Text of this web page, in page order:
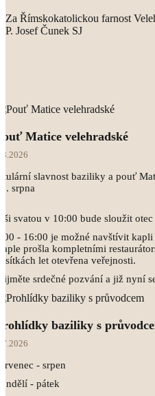
Za Římskokatolickou farnost
P. Josef Čunek SJ
Matice velehradské
slavnost baziliky a pouť
srpna
svatou v 10:00 bude sloužit
- 16:00 je možné navštívit kapli
prošla kompletními
let otevřena veřejnosti.
srdečné pozvání a již nyní
baziliky s
- srpen
- pátek